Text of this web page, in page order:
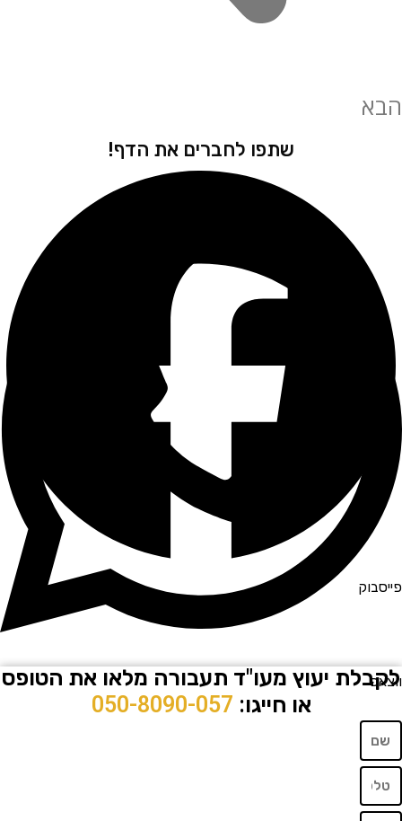
שתפו לחברים את הדף!
יעוץ מעו"ד תעבורה מלאו את הטופס
או חייגו:050-8090-057